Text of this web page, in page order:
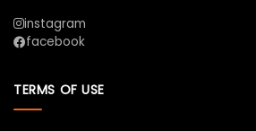
instagram
facebook
TERMS OF USE